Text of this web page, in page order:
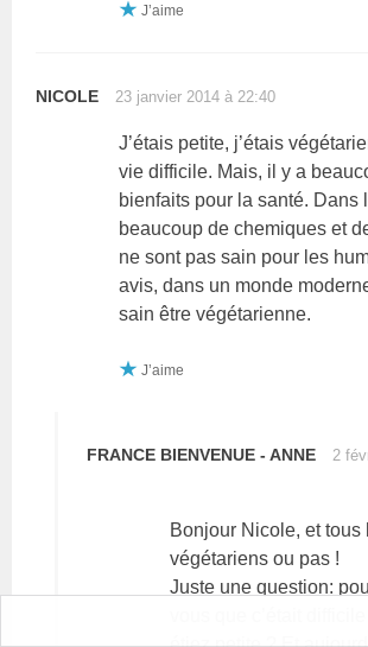
J’aime
NICOLE 23 janvier 2014 à 22:40
J’étais petite, j’étais
vie difficile. Mais, il y a
bienfaits pour la santé. Dans
beaucoup de chemiques et
ne sont pas sain pour les
avis, dans un monde
sain être végétarienne.
J’aime
FRANCE BIENVENUE - ANNE 2
Bonjour Nicole, et tous
végétariens ou pas !
Juste une question:
vous que c’était